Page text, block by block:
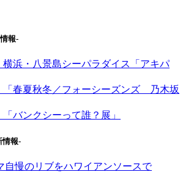
報-
横浜・八景島シーパラダイス「アキパ
「春夏秋冬／フォーシーズンズ 乃木坂
「バンクシーって誰？展」
報-
自慢のリブをハワイアンソースで